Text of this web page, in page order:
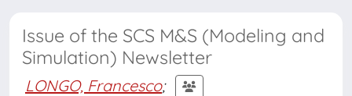
Issue of the SCS M&S (Modeling and
Simulation) Newsletter
LONGO, Francesco;